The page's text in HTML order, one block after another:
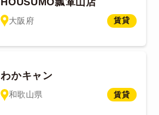
大阪府 賃貸
わかキャン
和歌山県 賃貸